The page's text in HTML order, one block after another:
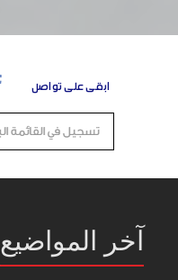
ابقى على تواصل
آخر المواضيع